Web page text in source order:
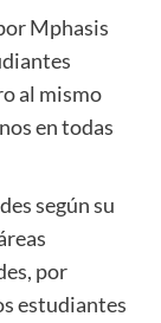
Mphasis
al mismo
en todas
según su
por
estudiantes